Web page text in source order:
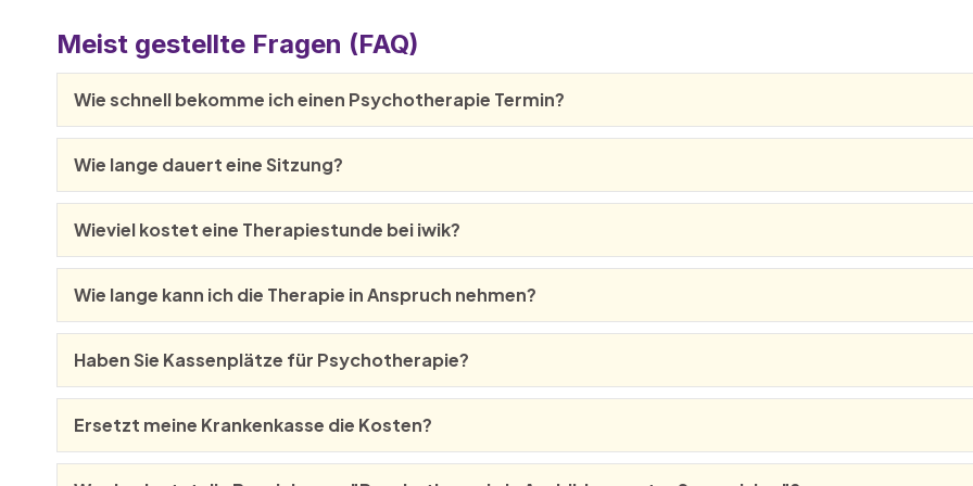
Meist gestellte Fragen (FAQ)
Wie schnell bekomme ich einen Psychotherapie Termin?
Wie lange dauert eine Sitzung?
Wieviel kostet eine Therapiestunde bei iwik?
Wie lange kann ich die Therapie in Anspruch nehmen?
Haben Sie Kassenplätze für Psychotherapie?
Ersetzt meine Krankenkasse die Kosten?